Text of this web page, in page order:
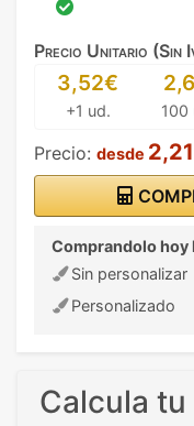
Precio Unitario (Sin
3,52€
+1 ud. 100
Precio: desde
Comprandolo hoy
Sin personalizar
Personalizado
Calcula